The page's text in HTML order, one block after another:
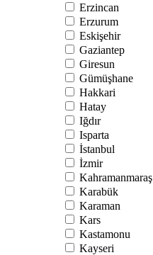
Erzincan
Erzurum
Eskişehir
Gaziantep
Giresun
Gümüşhane
Hakkari
Hatay
Iğdır
Isparta
İstanbul
İzmir
Kahramanmaraş
Karabük
Karaman
Kars
Kastamonu
Kayseri